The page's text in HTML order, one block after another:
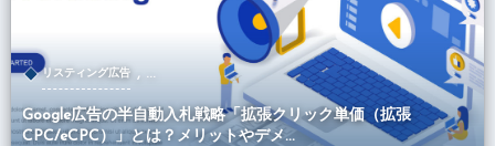
リスティング広告 , …
Google広告の半自動入札戦略「拡張クリック単価（拡張
CPC/eCPC）」とは？メリットやデメ...